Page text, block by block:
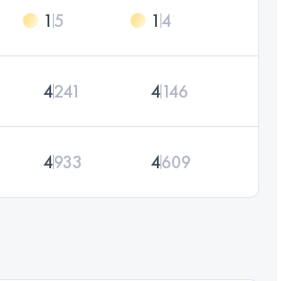
1 5 1 4
4241 4146
4933 4609